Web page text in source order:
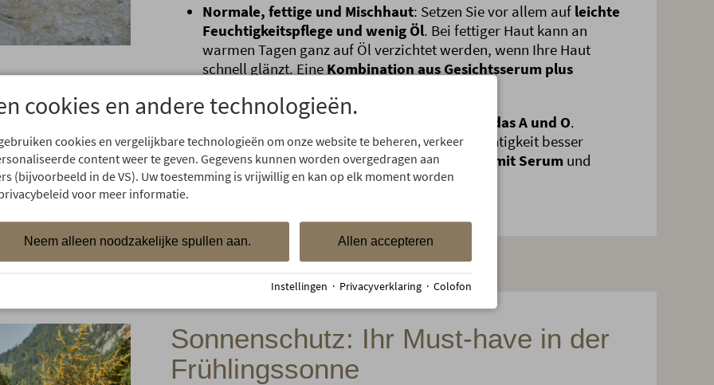
Normale, fettige und Mischhaut: Setzen Sie vor allem auf leichte
Feuchtigkeitspflege und wenig Öl. Bei fettiger Haut kann an
warmen Tagen ganz auf Öl verzichtet werden, wenn Ihre Haut
schnell glänzt. Eine Kombination aus Gesichtsserum plus
Trockene Haut: Als Basis bleibt Feuchtigkeit das A und O.
Ergänzen SieLipide, damit Ihre Haut die Feuchtigkeit besser
speichern kann. Mischen Sie dafürGesichtsöl mit Serum und
vergessen Sie Ihren Sonnenschutz nicht.
Sonnenschutz: Ihr Must-have in der
Frühlingssonne
cookies en andere technologieën.
cookies en vergelijkbare technologieën om onze website te beheren, verkeer
content weer te geven. Gegevens kunnen worden overgedragen aan
(bijvoorbeeld in de VS). Uw toestemming is vrijwillig en kan op elk moment worden
voor meer informatie.
Allen accepteren
Neem alleen noodzakelijke spullen aan.
Instellingen · Privacyverklaring · Colofon